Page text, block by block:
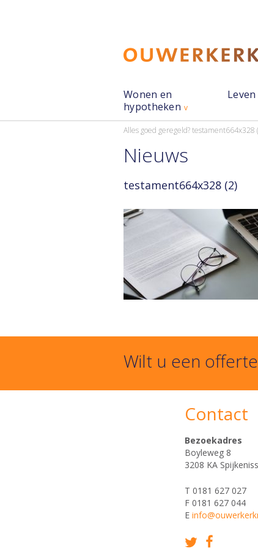
Wonen en
hypotheken
Leven
Alles goed geregeld?testament664x328
Nieuws
testament664x328 (2)
Wilt u een
Contact
Bezoekadres
Boyleweg 8
3208 KA
T 0181 627 027
F 0181 627 044
E